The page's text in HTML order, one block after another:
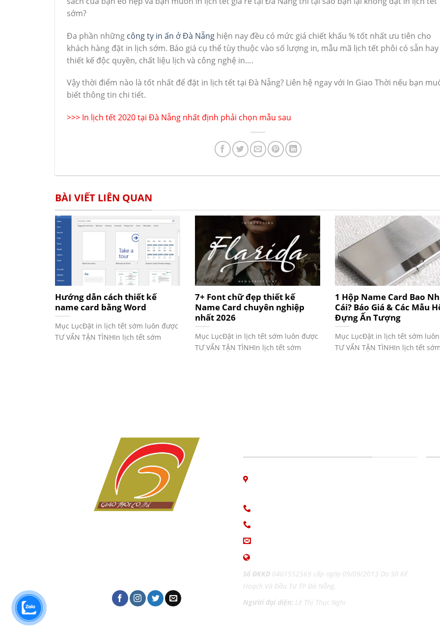
sớm?
Đa phần những công ty in ấn ở Đà Nẵng hiện nay đều có mức giá chiết khấu % tốt nhất ưu tiên cho
khách hàng đặt in lịch sớm. Báo giá cụ thể tùy thuộc vào số lượng in, mẫu mã lịch tết phôi có sẵn hay
thiết kế độc quyền, chất liệu lịch và công nghệ in….
Vậy thời điểm nào là tốt nhất để đặt in lịch tết tại Đà Nẵng? Liên hệ ngay với In Giao Thời nếu bạn
biết thông tin chi tiết.
>>> In lịch tết 2020 tại Đà Nẵng nhất định phải chọn mẫu sau
BÀI VIẾT LIÊN QUAN
Hướng dẫn cách thiết kế
name card bằng Word
Mục LụcĐặt in lịch tết sớm luôn được
TƯ VẤN TẬN TÌNHIn lịch tết sớm
7+ Font chữ đẹp thiết kế
Name Card chuyên nghiệp
nhất 2026
Mục LụcĐặt in lịch tết sớm luôn được
TƯ VẤN TẬN TÌNHIn lịch tết sớm
1 Hộp Name Card Bao
Cái? Báo Giá & Các Mẫu
Đựng Ấn Tượng
Mục LụcĐặt in lịch tết sớm
TƯ VẤN TẬN TÌNHIn lịch tết
Số ĐKKD 0401552569 cấp ngày 09/09/2013 Do Sở Kế
Hoạch Và Đầu Tư TP Đà Nẵng.
Người đại diện: Lê Thị Thục Nghi